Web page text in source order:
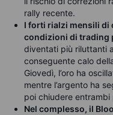
rally recente.
I forti rialzi mensili di
condizioni di trading
diventati più riluttanti
conseguente calo
Giovedì, l’oro ha
mentre l’argento ha
poi chiudere
Nel complesso, il